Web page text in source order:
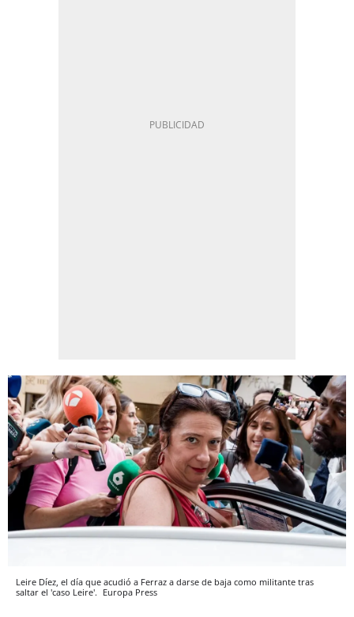
Leire Díez, el día que acudió a Ferraz a darse de baja como militante tras
saltar el 'caso Leire'. Europa Press